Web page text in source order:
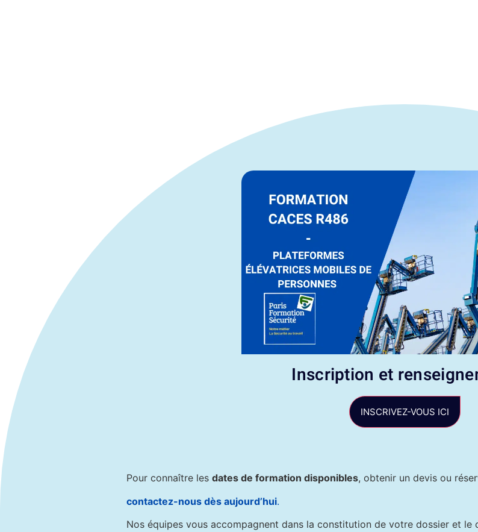
Inscription et
INSCRIVEZ-VOUS ICI
Pour connaître les dates de formation disponibles, obtenir un devis ou
contactez-nous dès aujourd’hui.
Nos équipes vous accompagnent dans la constitution de votre dossier et